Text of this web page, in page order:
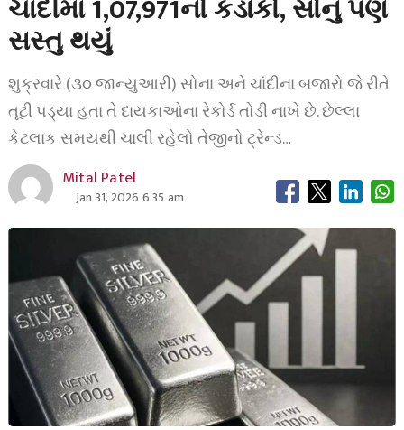
ચાંદીમાં 1,07,971નો કડાકો, સોનું પણ
સસ્તુ થયું
શુક્રવારે (૩૦ જાન્યુઆરી) સોના અને ચાંદીના બજારો જે રીતે
તૂટી પડ્યા હતા તે દાયકાઓના રેકોર્ડ તોડી નાખે છે. છેલ્લા
કેટલાક સમયથી ચાલી રહેલો તેજીનો ટ્રેન્ડ…
Mital Patel
Jan 31, 2026 6:35 am